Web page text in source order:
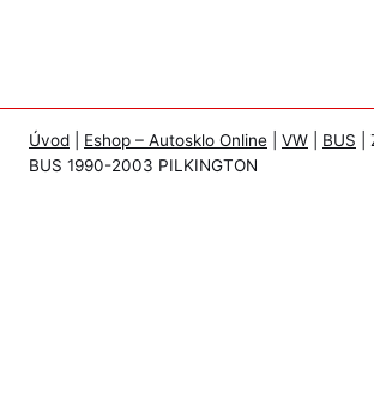
Úvod Eshop – Autosklo Online VW BUS
BUS 1990-2003 PILKINGTON